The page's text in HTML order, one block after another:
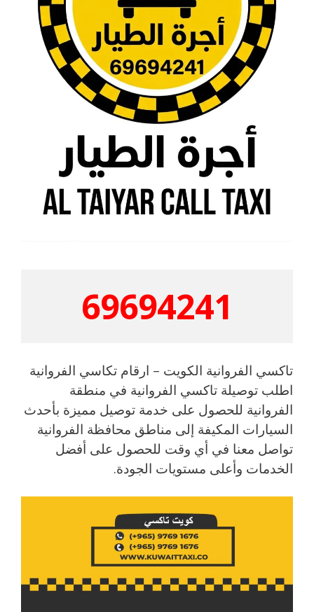
69694241
تاكسي الفروانية الكويت – ارقام تكاسي الفروانية
اطلب توصيلة تاكسي الفروانية في منطقة
الفروانية للحصول على خدمة توصيل مميزة بأحدث
السيارات المكيفة إلى مناطق محافظة الفروانية
تواصل معنا في أي وقت للحصول على أفضل
الخدمات وأعلى مستويات الجودة.